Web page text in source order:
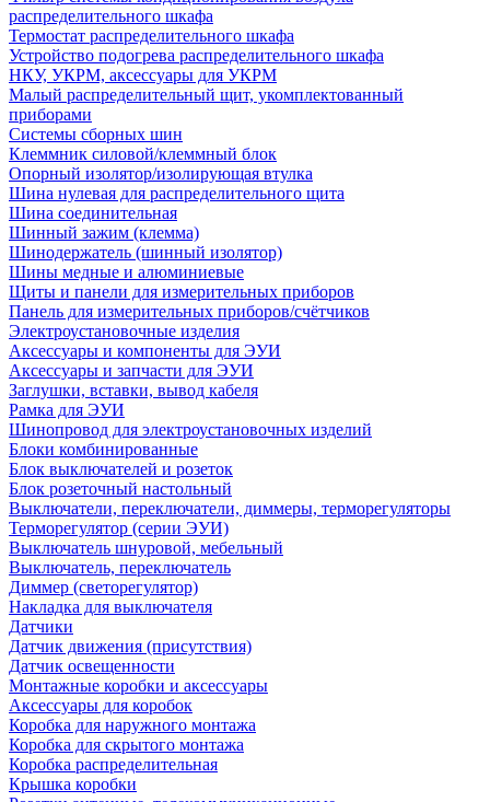
распределительного шкафа
Термостат распределительного шкафа
Устройство подогрева распределительного шкафа
НКУ, УКРМ, аксессуары для УКРМ
Малый распределительный щит, укомплектованный
приборами
Системы сборных шин
Клеммник силовой/клеммный блок
Опорный изолятор/изолирующая втулка
Шина нулевая для распределительного щита
Шина соединительная
Шинный зажим (клемма)
Шинодержатель (шинный изолятор)
Шины медные и алюминиевые
Щиты и панели для измерительных приборов
Панель для измерительных приборов/счётчиков
Электроустановочные изделия
Аксессуары и компоненты для ЭУИ
Аксессуары и запчасти для ЭУИ
Заглушки, вставки, вывод кабеля
Рамка для ЭУИ
Шинопровод для электроустановочных изделий
Блоки комбинированные
Блок выключателей и розеток
Блок розеточный настольный
Выключатели, переключатели, диммеры, терморегуляторы
Терморегулятор (серии ЭУИ)
Выключатель шнуровой, мебельный
Выключатель, переключатель
Диммер (светорегулятор)
Накладка для выключателя
Датчики
Датчик движения (присутствия)
Датчик освещенности
Монтажные коробки и аксессуары
Аксессуары для коробок
Коробка для наружного монтажа
Коробка для скрытого монтажа
Коробка распределительная
Крышка коробки